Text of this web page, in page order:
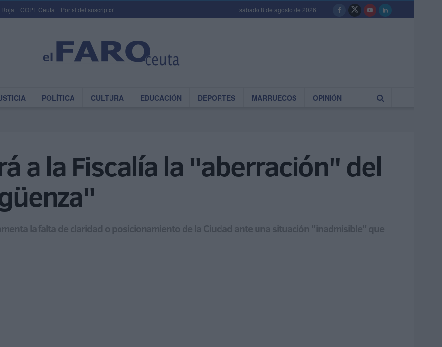
Roja COPE Ceuta Portal del suscriptor sábado 8 de agosto de 2026
POLÍTICA CULTURA EDUCACIÓN DEPORTES MARRUECOS OPINIÓN
a la Fiscalía la "aberración" del
la falta de claridad o posicionamiento de la Ciudad ante una situación "inadmisible" que